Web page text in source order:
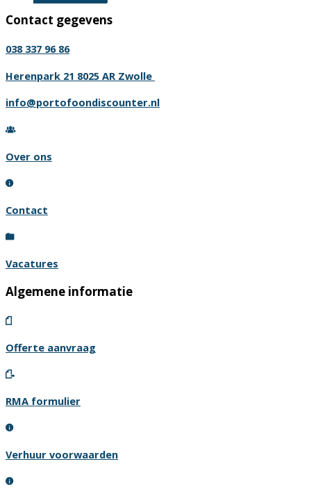
Contact gegevens
038 337 96 86
Herenpark 21 8025 AR Zwolle
info@portofoondiscounter.nl
Over ons
Contact
Vacatures
Algemene informatie
Offerte aanvraag
RMA formulier
Verhuur voorwaarden